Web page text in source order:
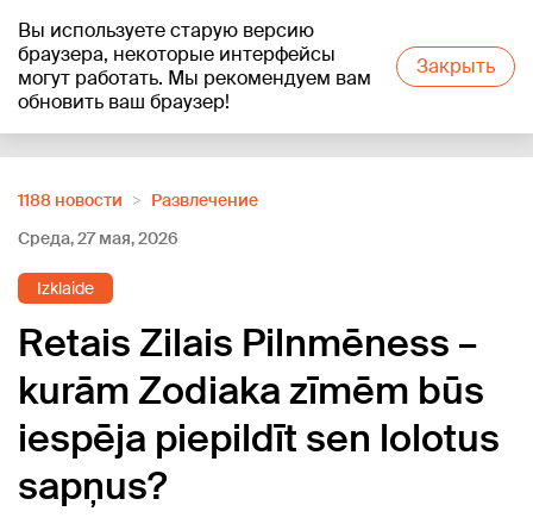
Вы используете старую версию
браузера, некоторые интерфейсы
могут работать. Мы рекомендуем вам
обновить ваш браузер!
Закрыть
+19°C
1188 новости
Развлечение
Среда, 27 мая, 2026
Izklaide
Retais Zilais Pilnmēness –
kurām Zodiaka zīmēm būs
iespēja piepildīt sen lolotus
sapņus?